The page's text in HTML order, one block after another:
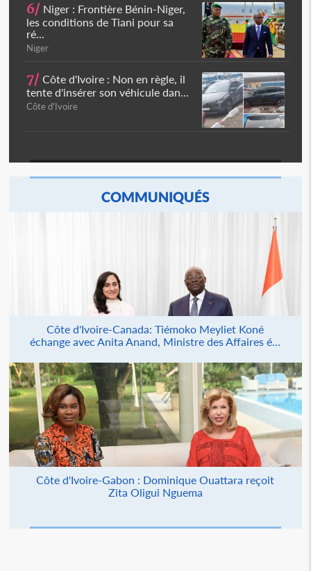
6/ Niger : Frontière Bénin-Niger,
les conditions de Tiani pour sa
ré...
Niger
7/ Côte d'Ivoire : Non en règle, il
tente d'insérer son véhicule dan...
Côte d'Ivoire
COMMUNIQUÉS
Côte d'Ivoire-Canada: Tiémoko Meyliet Koné
échange avec Anita Anand, Ministre des Affaires é...
Côte d'Ivoire-Gabon : Dominique Ouattara reçoit
Zita Oligui Nguema